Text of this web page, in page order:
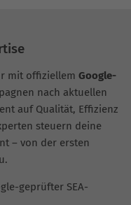
mit offiziellem Google-
nach aktuellen
auf Qualität, Effizienz
steuern deine
– von der ersten
geprüfter SEA-